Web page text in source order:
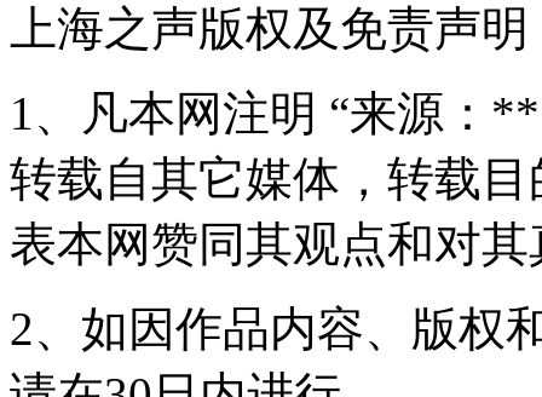
上海之声版权及免责声明
1、凡本网注明 “来源：
转载自其它媒体，转载
表本网赞同其观点和对
2、如因作品内容、版权